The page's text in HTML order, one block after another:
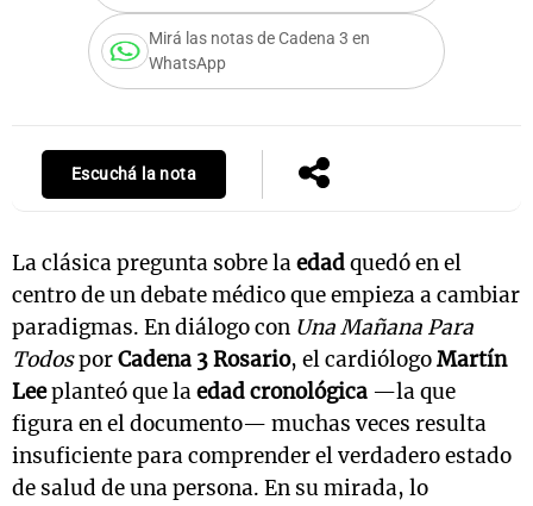
Mirá las notas de Cadena 3 en
WhatsApp
Escuchá la nota
La clásica pregunta sobre laedadquedó en el
centro de un debate médico que empieza a cambiar
paradigmas. En diálogo con Una Mañana Para
TodosporCadena 3 Rosario, el cardiólogoMartín
Leeplanteó que laedad cronológica —la que
figura en el documento— muchas veces resulta
insuficiente para comprender el verdadero estado
de salud de una persona. En su mirada, lo